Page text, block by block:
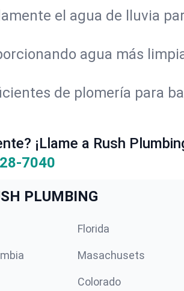
el agua de lluvia
agua más
de plomería para
¡Llame a Rush
7040
PLUMBING
Florida
Masachusets
Colorado